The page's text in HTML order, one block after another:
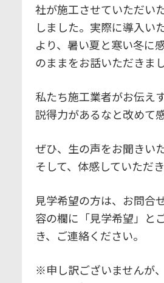
社が施工させていただい
しました。実際に導入い
より、暑い夏と寒い冬に
のままをお話いただきまし
私たち施工業者がお伝え
説得力があるなと改めて
ぜひ、生の声をお聞きい
そして、体感していただ
見学希望の方は、お問合
容の欄に「見学希望」と
き、ご連絡ください。
※申し訳ございませんが